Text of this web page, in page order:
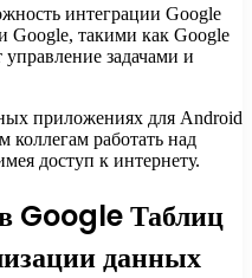
интеграции Google
Google, такими как Google
задачами и
приложениях для Android
работать над
доступ к интернету.
Google Таблиц
данных